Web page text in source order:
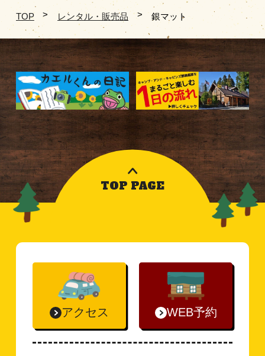
TOP レンタル・販売品 銀マット
TOP PAGE
アクセス WEB予約